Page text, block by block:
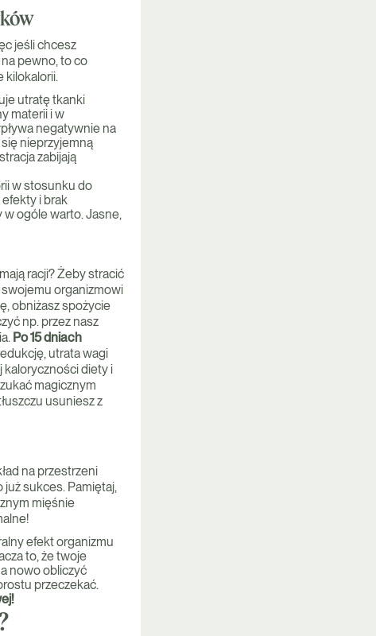
jeśli chcesz
pewno, to co
kilokalorii.
utratę tkanki
materii i w
negatywnie na
nieprzyjemną
zabijają
w stosunku do
i brak
w ogóle warto. Jasne,
racji? Żeby stracić
swojemu organizmowi
obniżasz spożycie
np. przez nasz
Po 15 dniach
utrata wagi
kaloryczności diety i
magicznym
usuniesz z
na przestrzeni
sukces. Pamiętaj,
mięśnie
efekt organizmu
to, że twoje
nowo obliczyć
przeczekać.